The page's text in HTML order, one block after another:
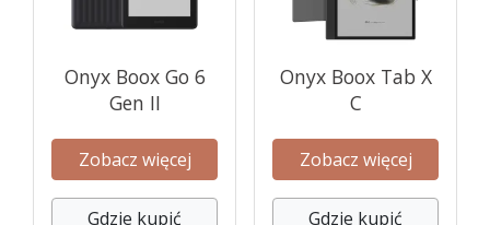
Onyx Boox Go 6
Gen II
Zobacz więcej
Gdzie kupić
Onyx Boox Tab X
C
Zobacz więcej
Gdzie kupić